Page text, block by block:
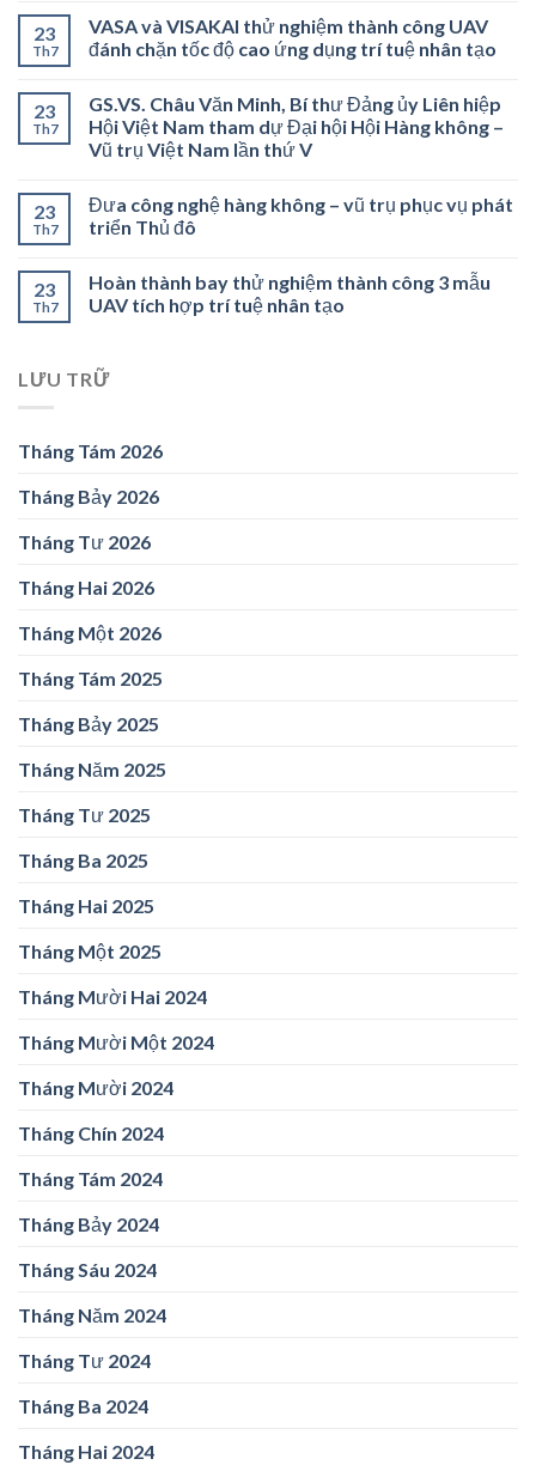
23
Th7
VASA và VISAKAI thử nghiệm thành công UAV
đánh chặn tốc độ cao ứng dụng trí tuệ nhân tạo
23
Th7
GS.VS. Châu Văn Minh, Bí thư Đảng ủy Liên hiệp
Hội Việt Nam tham dự Đại hội Hội Hàng không –
Vũ trụ Việt Nam lần thứ V
23
Th7
Đưa công nghệ hàng không – vũ trụ phục vụ phát
triển Thủ đô
23
Th7
Hoàn thành bay thử nghiệm thành công 3 mẫu
UAV tích hợp trí tuệ nhân tạo
LƯU TRỮ
Tháng Tám 2026
Tháng Bảy 2026
Tháng Tư 2026
Tháng Hai 2026
Tháng Một 2026
Tháng Tám 2025
Tháng Bảy 2025
Tháng Năm 2025
Tháng Tư 2025
Tháng Ba 2025
Tháng Hai 2025
Tháng Một 2025
Tháng Mười Hai 2024
Tháng Mười Một 2024
Tháng Mười 2024
Tháng Chín 2024
Tháng Tám 2024
Tháng Bảy 2024
Tháng Sáu 2024
Tháng Năm 2024
Tháng Tư 2024
Tháng Ba 2024
Tháng Hai 2024